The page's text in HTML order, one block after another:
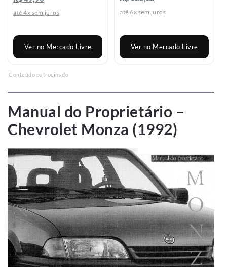
até 4x sem juros
Ver no Mercado Livre
até 6x sem juros
Ver no Mercado Livre
Conteúdo patrocinado
Manual do Proprietário –
Chevrolet Monza (1992)